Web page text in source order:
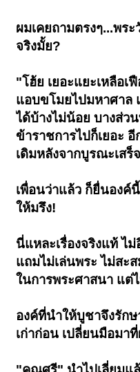
ผมเคยถามตรงๆ...พร
จริงมั้ย?
"โฮ้ย เยอะแยะเหลือ
แอบขโมยไปมหาศาล
ได้บ้างไม่น้อย บางส่ว
ข้าราชการไปก็เยอะ
เดิมหลังจากบูรณะเสร็
เพื่อนว่าแล้ว ก็ยื่นองค์
ให้มรึง!
นี่แหละเรื่องจริงแท้ ไ
แถมไม่เล่นพระ ไม่สะ
ในการพระศาสนา แต่
องค์ที่นำให้บูชาจึงรักษ
เก่าก่อน เปลี่ยนมือมา